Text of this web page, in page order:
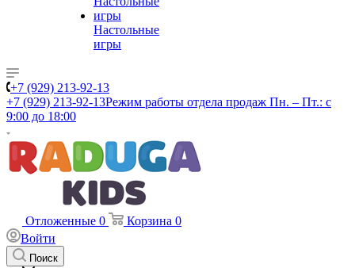
Настольные
игры
+7 (929) 213-92-13
+7 (929) 213-92-13Режим работы отдела продаж Пн. – Пт.: с
9:00 до 18:00
Отложенные 0 Корзина 0
Войти
Поиск